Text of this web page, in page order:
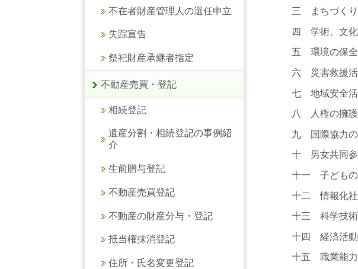
三 まちづくり
四 学術、文化
五 環境の保全
六 災害救援
七 地域安全
八 人権の擁護
九 国際協力の
十 男女共同参
十一 子どもの
十二 情報化社
十三 科学技術
十四 経済活動
十五 職業能力
不在者財産管理人の選任申立
失踪宣告
祭祀財産承継者指定
不動産売買・登記
相続登記
遺産分割・相続登記の事例紹
介
生前贈与登記
不動産売買登記
不動産の財産分与・登記
抵当権抹消登記
住所・氏名変更登記